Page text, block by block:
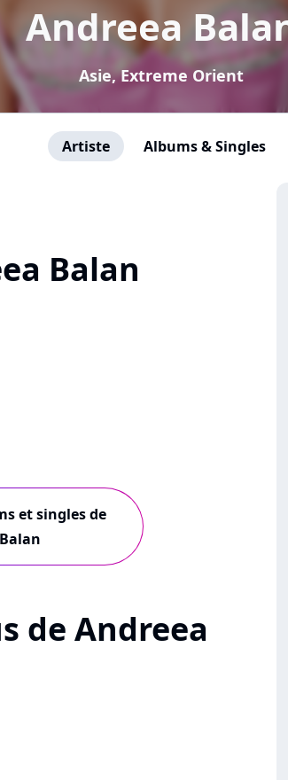
Andreea
Asie, Extreme Orient
Artiste Albums & Singles
Balan
et singles de
de Andreea